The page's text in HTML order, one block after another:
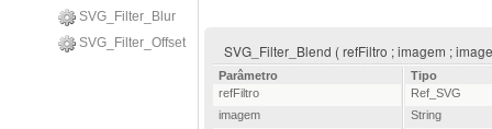
SVG_Filter_Blur
SVG_Filter_Offset
SVG_Filter_Blend ( refFiltro ; imagem ;
Parâmetro
Tipo
refFiltro
Ref_SVG
imagem
String